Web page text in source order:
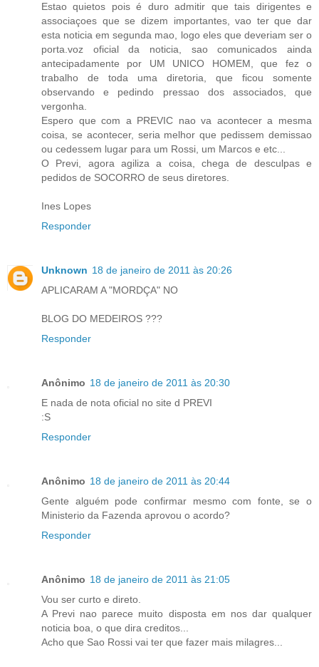
Estao quietos pois é duro admitir que tais dirigentes e
associaçoes que se dizem importantes, vao ter que dar
esta noticia em segunda mao, logo eles que deveriam ser o
porta.voz oficial da noticia, sao comunicados ainda
antecipadamente por UM UNICO HOMEM, que fez o
trabalho de toda uma diretoria, que ficou somente
observando e pedindo pressao dos associados, que
vergonha.
Espero que com a PREVIC nao va acontecer a mesma
coisa, se acontecer, seria melhor que pedissem demissao
ou cedessem lugar para um Rossi, um Marcos e etc...
O Previ, agora agiliza a coisa, chega de desculpas e
pedidos de SOCORRO de seus diretores.
Ines Lopes
Responder
Unknown 18 de janeiro de 2011 às 20:26
APLICARAM A "MORDÇA" NO
BLOG DO MEDEIROS ???
Responder
Anônimo 18 de janeiro de 2011 às 20:30
E nada de nota oficial no site d PREVI
:S
Responder
Anônimo 18 de janeiro de 2011 às 20:44
Gente alguém pode confirmar mesmo com fonte, se o
Ministerio da Fazenda aprovou o acordo?
Responder
Anônimo 18 de janeiro de 2011 às 21:05
Vou ser curto e direto.
A Previ nao parece muito disposta em nos dar qualquer
noticia boa, o que dira creditos...
Acho que Sao Rossi vai ter que fazer mais milagres...